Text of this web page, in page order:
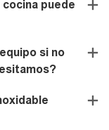
puede
si no